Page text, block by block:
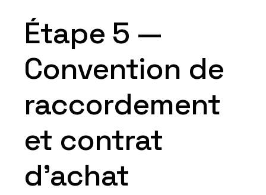
Étape 5 —
Convention de
raccordement
et contrat
d’achat